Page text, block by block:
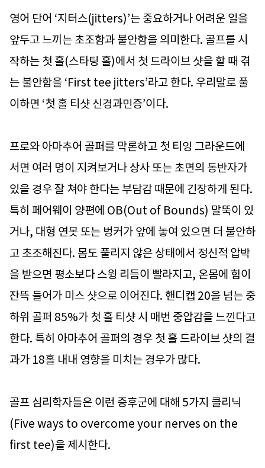
영어 단어 ‘지터스(jitters)’는 중요하거나 어려운 일을
앞두고 느끼는 초조함과 불안함을 의미한다. 골프를 시
작하는 첫 홀(스타팅 홀)에서 첫 드라이브 샷을 할 때 겪
는 불안함을 ‘First tee jitters’라고 한다. 우리말로 풀
이하면 ‘첫 홀 티샷 신경과민증’이다.
프로와 아마추어 골퍼를 막론하고 첫 티잉 그라운드에
서면 여러 명이 지켜보거나 상사 또는 초면의 동반자가
있을 경우 잘 쳐야 한다는 부담감 때문에 긴장하게 된다.
특히 페어웨이 양편에 OB(Out of Bounds) 말뚝이 있
거나, 대형 연못 또는 벙커가 앞에 놓여 있으면 더 불안하
고 초조해진다. 몸도 풀리지 않은 상태에서 정신적 압박
을 받으면 평소보다 스윙 리듬이 빨라지고, 온몸에 힘이
잔뜩 들어가 미스 샷으로 이어진다. 핸디캡 20을 넘는 중
하위 골퍼 85%가 첫 홀 티샷 시 매번 중압감을 느낀다고
한다. 특히 아마추어 골퍼의 경우 첫 홀 드라이브 샷의 결
과가 18홀 내내 영향을 미치는 경우가 많다.
골프 심리학자들은 이런 증후군에 대해 5가지 클리닉
(Five ways to overcome your nerves on the
first tee)을 제시한다.